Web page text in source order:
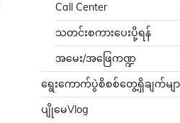
Call Center
သတင်းစကားပေးပို့ရန်
အမေး/အဖြေကဏ္ဍ
ရွေးကောက်ပွဲစိစစ်တွေ့ရှိချက်မျာ
ပျိုမေVlog